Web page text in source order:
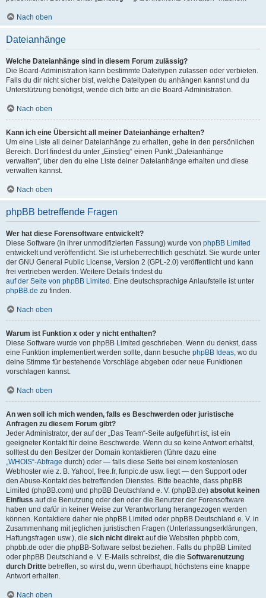
Nach oben
Dateianhänge
Welche Dateianhänge sind in diesem Forum zulässig?
Die Board-Administration kann bestimmte Dateitypen zulassen oder verbieten.
Falls du dir nicht sicher bist, welche Dateitypen du anhängen kannst und du
Unterstützung benötigst, wende dich bitte an die Board-Administration.
Nach oben
Kann ich eine Übersicht all meiner Dateianhänge erhalten?
Um eine Liste all deiner Dateianhänge zu erhalten, gehe in den persönlichen
Bereich. Dort findest du unter „Einstieg“ einen Punkt „Dateianhänge
verwalten“, über den du eine Liste deiner Dateianhänge erhalten und diese
verwalten kannst.
Nach oben
phpBB betreffende Fragen
Wer hat diese Forensoftware entwickelt?
Diese Software (in ihrer unmodifizierten Fassung) wurde von phpBB Limited
entwickelt und veröffentlicht. Sie ist urheberrechtlich geschützt. Sie wurde unter
der GNU General Public License, Version 2 (GPL-2.0) veröffentlicht und kann
frei vertrieben werden. Weitere Details findest du
auf der Seite von phpBB Limited . Eine deutschsprachige Anlaufstelle ist unter
phpBB.de zu finden.
Nach oben
Warum ist Funktion x oder y nicht enthalten?
Diese Software wurde von phpBB Limited geschrieben. Wenn du denkst, dass
eine Funktion implementiert werden sollte, dann besuche phpBB Ideas, wo du
deine Stimme für bestehende Vorschläge abgeben oder neue Funktionen
vorschlagen kannst.
Nach oben
An wen soll ich mich wenden, falls es Beschwerden oder juristische
Anfragen zu diesem Forum gibt?
Jeder Administrator, der auf der „Das Team“-Seite aufgeführt ist, ist ein
geeigneter Kontakt für deine Beschwerde. Wenn du so keine Antwort erhältst,
solltest du den Besitzer der Domain kontaktieren (führe dazu eine
„WHOIS“-Abfrage durch) oder — falls diese Seite bei einem kostenlosen
Webhoster wie z. B. Yahoo!, free.fr, funpic.de usw. liegt — den Support oder
den Abuse-Kontakt des betreffenden Dienstes. Bitte beachte, dass phpBB
Limited (phpBB.com) und phpBB Deutschland e. V. (phpBB.de) absolut keinen
Einfluss auf die Benutzung oder den oder die Benutzer der Forensoftware
haben und dafür in keiner Weise zur Verantwortung herangezogen werden
können. Kontaktiere daher nie phpBB Limited oder phpBB Deutschland e. V. in
Zusammenhang mit jeglichen juristischen Fragen (Unterlassungserklärungen,
Haftungsfragen usw.), die sich nicht direkt auf die Websiten phpbb.com,
phpbb.de oder die phpBB-Software selbst beziehen. Falls du phpBB Limited
oder phpBB Deutschland e. V. E-Mails schreibst, die die Softwarenutzung
durch Dritte betreffen, so wirst du, wenn überhaupt, höchstens eine knappe
Antwort erhalten.
Nach oben